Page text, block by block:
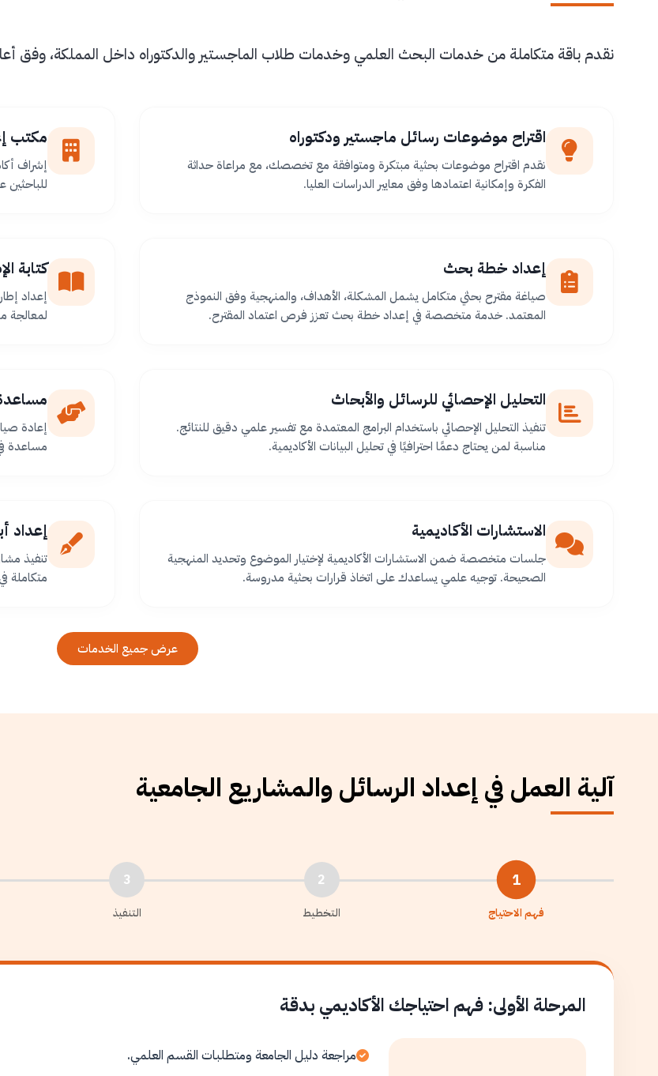
نقدم باقة متكاملة من خدمات البحث العلمي وخدمات طلاب الماجستير والدكتوراه داخل المملكة، وفق أعلى
اقتراح موضوعات رسائل ماجستير ودكتوراه
نقدم اقتراح موضوعات بحثية مبتكرة ومتوافقة مع تخصصك، مع مراعاة حداثة
الفكرة وإمكانية اعتمادها وفق معايير الدراسات العليا.
مكتب
إشراف
إعداد خطة بحث
صياغة مقترح بحثي متكامل يشمل المشكلة، الأهداف، والمنهجية وفق النموذج
المعتمد. خدمة متخصصة في إعداد خطة بحث تعزز فرص اعتماد المقترح.
كتابة
إعداد
لمعالجة
التحليل الإحصائي للرسائل والأبحاث
تنفيذ التحليل الإحصائي باستخدام البرامج المعتمدة مع تفسير علمي دقيق للنتائج.
مناسبة لمن يحتاج دعمًا احترافيًا في تحليل البيانات الأكاديمية.
إعادة
مساعدة
الاستشارات الأكاديمية
جلسات متخصصة ضمن الاستشارات الأكاديمية لإختيار الموضوع وتحديد المنهجية
الصحيحة. توجيه علمي يساعدك على اتخاذ قرارات بحثية مدروسة.
إعداد
تنفيذ
متكاملة
عرض جميع الخدمات
آلية العمل في إعداد الرسائل والمشاريع الجامعية
1
فهم الاحتياج
2
التخطيط
3
التنفيذ
المرحلة الأولى: فهم احتياجك الأكاديمي بدقة
مراجعة دليل الجامعة ومتطلبات القسم العلمي.